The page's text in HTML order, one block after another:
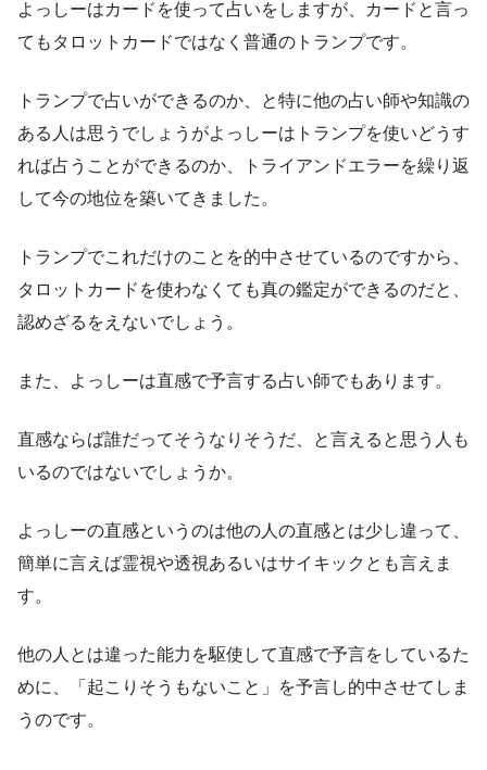
よっしーはカードを使って占いをしますが、カードと言っ
てもタロットカードではなく普通のトランプです。
トランプで占いができるのか、と特に他の占い師や知識の
ある人は思うでしょうがよっしーはトランプを使いどうす
れば占うことができるのか、トライアンドエラーを繰り返
して今の地位を築いてきました。
トランプでこれだけのことを的中させているのですから、
タロットカードを使わなくても真の鑑定ができるのだと、
認めざるをえないでしょう。
また、よっしーは直感で予言する占い師でもあります。
直感ならば誰だってそうなりそうだ、と言えると思う人も
いるのではないでしょうか。
よっしーの直感というのは他の人の直感とは少し違って、
簡単に言えば霊視や透視あるいはサイキックとも言えま
す。
他の人とは違った能力を駆使して直感で予言をしているた
めに、「起こりそうもないこと」を予言し的中させてしま
うのです。